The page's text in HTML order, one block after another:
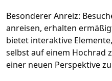
Besonderer Anreiz:
anreisen, erhalten
bietet interaktive
selbst auf einem Hochrad
einer neuen Perspektive